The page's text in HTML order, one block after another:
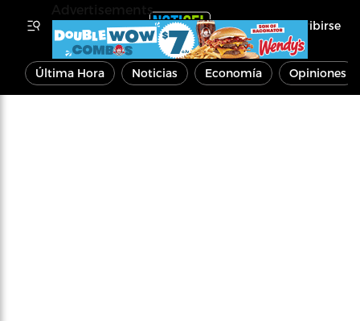
Inscribirse
Última Hora Noticias Economía Opiniones
Advertisements